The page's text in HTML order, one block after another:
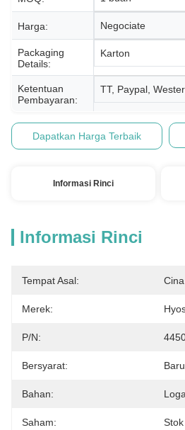
Harga: Negociate
Packaging
Details:
Karton
Ketentuan
Pembayaran:
TT, Paypal,
Dapatkan Harga Terbaik
Informasi Rinci
Informasi Rinci
Tempat Asal: Cina
Merek:
P/N:
Bersyarat:
Bahan:
Saham: